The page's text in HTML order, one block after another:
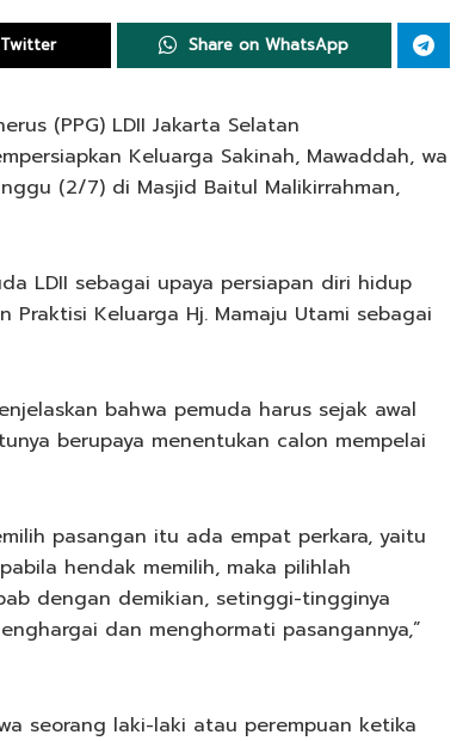
Share on WhatsApp
(PPG) LDII Jakarta Selatan
Keluarga Sakinah, Mawaddah, wa
(2/7) di Masjid Baitul Malikirrahman,
LDII sebagai upaya persiapan diri hidup
Keluarga Hj. Mamaju Utami sebagai
bahwa pemuda harus sejak awal
berupaya menentukan calon mempelai
pasangan itu ada empat perkara, yaitu
hendak memilih, maka pilihlah
dengan demikian, setinggi-tingginya
dan menghormati pasangannya,”
seorang laki-laki atau perempuan ketika